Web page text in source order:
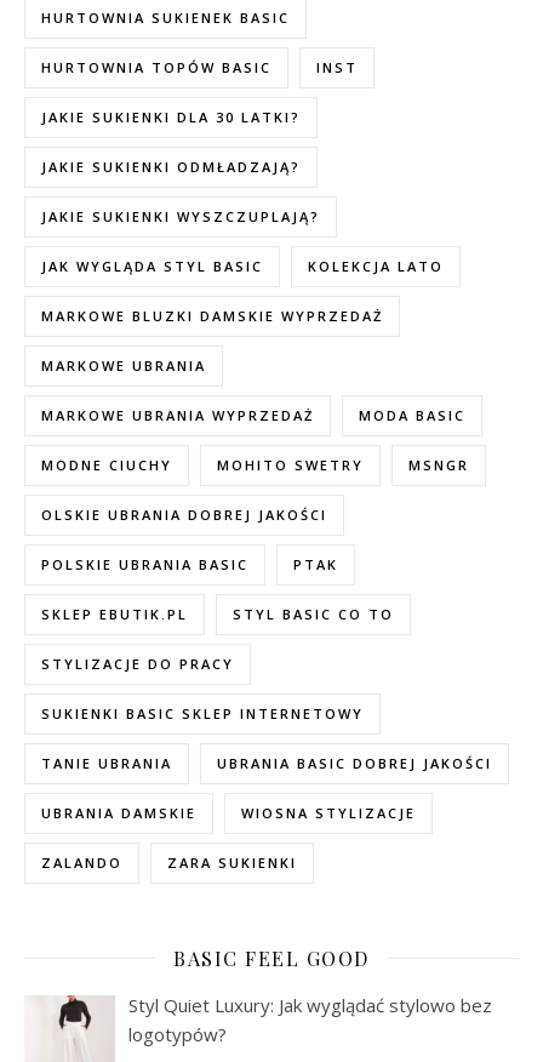
HURTOWNIA SUKIENEK BASIC
HURTOWNIA TOPÓW BASIC INST
JAKIE SUKIENKI DLA 30 LATKI?
JAKIE SUKIENKI ODMŁADZAJĄ?
JAKIE SUKIENKI WYSZCZUPLAJĄ?
JAK WYGLĄDA STYL BASIC KOLEKCJA LATO
MARKOWE BLUZKI DAMSKIE WYPRZEDAŻ
MARKOWE UBRANIA
MARKOWE UBRANIA WYPRZEDAŻ MODA BASIC
MODNE CIUCHY MOHITO SWETRY MSNGR
OLSKIE UBRANIA DOBREJ JAKOŚCI
POLSKIE UBRANIA BASIC PTAK
SKLEP EBUTIK.PL STYL BASIC CO TO
STYLIZACJE DO PRACY
SUKIENKI BASIC SKLEP INTERNETOWY
TANIE UBRANIA UBRANIA BASIC DOBREJ JAKOŚCI
UBRANIA DAMSKIE WIOSNA STYLIZACJE
ZALANDO ZARA SUKIENKI
BASIC FEEL GOOD
Styl Quiet Luxury: Jak wyglądać stylowo bez
logotypów?